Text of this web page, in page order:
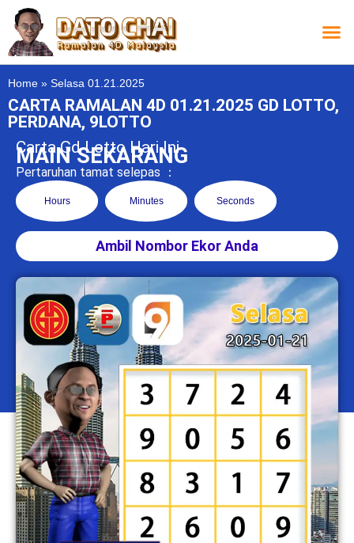
Home » Selasa 01.21.2025
CARTA RAMALAN 4D 01.21.2025 GD LOTTO,
PERDANA, 9LOTTO
Carta Gd Lotto Hari Ini
MAIN SEKARANG
Pertaruhan tamat selepas ：
Hours Minutes Seconds
Ambil Nombor Ekor Anda